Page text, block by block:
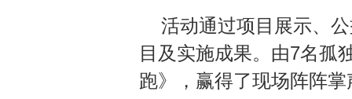
活动通过项目展示、
目及实施成果。由7名孤
跑》，赢得了现场阵阵